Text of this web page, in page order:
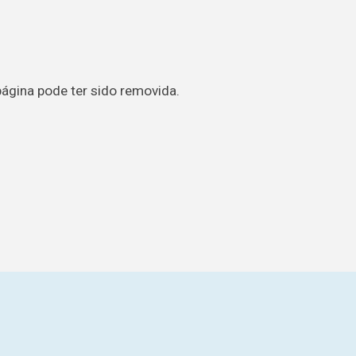
pode ter sido removida.